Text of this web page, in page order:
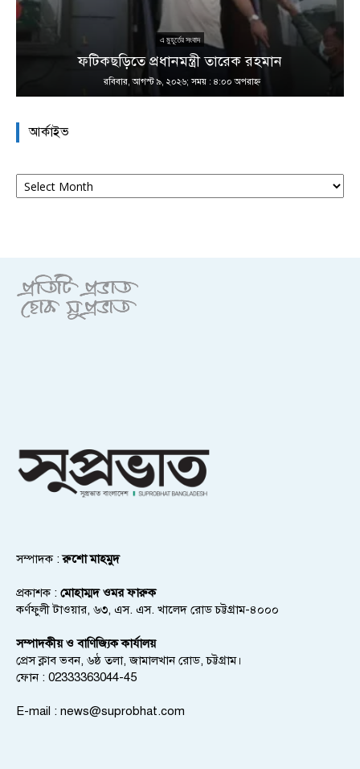
এ মুহূর্তের সংবাদ
ফটিকছড়িতে প্রধানমন্ত্রী তারেক রহমান
রবিবার, আগস্ট ৯, ২০২৬; সময় : ৪:০০ অপরাহ্ণ
আর্কাইভ
আর্কাইভ
সম্পাদক :রুশো মাহমুদ
প্রকাশক : মোহাম্মদ ওমর ফারুক
কর্ণফুলী টাওয়ার, ৬৩, এস. এস. খালেদ রোড চট্টগ্রাম-৪০০০
সম্পাদকীয় ও বাণিজ্যিক কার্যালয়
প্রেস ক্লাব ভবন, ৬ষ্ঠ তলা, জামালখান রোড, চট্টগ্রাম।
ফোন : 02333363044-45
E-mail : news@suprobhat.com